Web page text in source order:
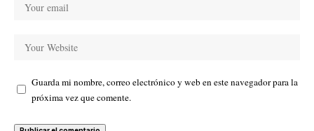
Guarda mi nombre, correo electrónico y web en este navegador para la
próxima vez que comente.